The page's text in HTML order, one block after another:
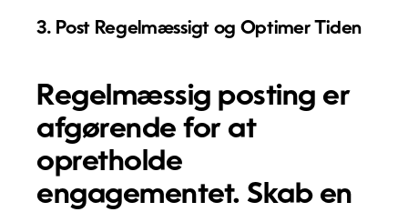
3. Post Regelmæssigt og Optimer Tiden
Regelmæssig posting er
afgørende for at
opretholde
engagementet. Skab en